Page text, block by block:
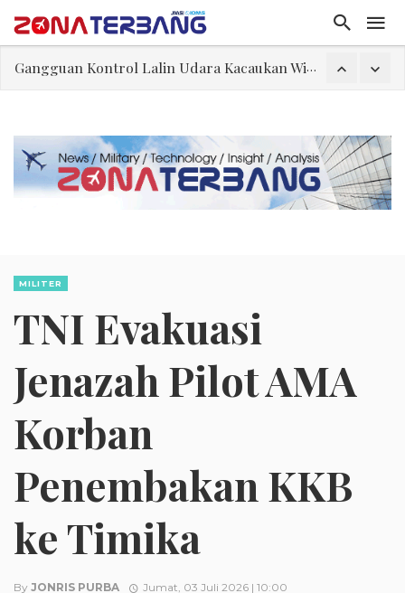
El-Sayed, Palestina, dan Peluang Diplomasi Prabowo
Trump Batasi Hak Kewarganegaraan Lewat Kelahiran dan Larang “Wisata Bersalin”
Sjafrie Sjamsoeddin: Jangan Sakiti Hati Rakyat
MILITER
TNI Evakuasi
Jenazah Pilot AMA
Korban
Penembakan KKB
ke Timika
By JONRIS PURBA Jumat, 03 Juli 2026 | 10:00